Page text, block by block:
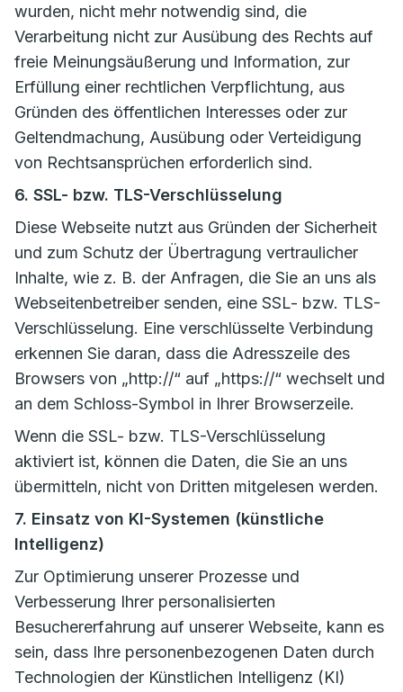
wurden, nicht mehr notwendig sind, die
Verarbeitung nicht zur Ausübung des Rechts auf
freie Meinungsäußerung und Information, zur
Erfüllung einer rechtlichen Verpflichtung, aus
Gründen des öffentlichen Interesses oder zur
Geltendmachung, Ausübung oder Verteidigung
von Rechtsansprüchen erforderlich sind.
6. SSL- bzw. TLS-Verschlüsselung
Diese Webseite nutzt aus Gründen der Sicherheit
und zum Schutz der Übertragung vertraulicher
Inhalte, wie z. B. der Anfragen, die Sie an uns als
Webseitenbetreiber senden, eine SSL- bzw. TLS-
Verschlüsselung. Eine verschlüsselte Verbindung
erkennen Sie daran, dass die Adresszeile des
Browsers von „http://“ auf „https://“ wechselt und
an dem Schloss-Symbol in Ihrer Browserzeile.
Wenn die SSL- bzw. TLS-Verschlüsselung
aktiviert ist, können die Daten, die Sie an uns
übermitteln, nicht von Dritten mitgelesen werden.
7. Einsatz von KI-Systemen (künstliche
Intelligenz)
Zur Optimierung unserer Prozesse und
Verbesserung Ihrer personalisierten
Besuchererfahrung auf unserer Webseite, kann es
sein, dass Ihre personenbezogenen Daten durch
Technologien der Künstlichen Intelligenz (KI)